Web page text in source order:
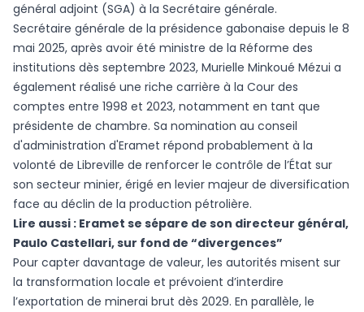
général adjoint (SGA) à la Secrétaire générale.
Secrétaire générale de la présidence gabonaise depuis le 8
mai 2025, après avoir été ministre de la Réforme des
institutions dès septembre 2023, Murielle Minkoué Mézui a
également réalisé une riche carrière à la Cour des
comptes entre 1998 et 2023, notamment en tant que
présidente de chambre. Sa nomination au conseil
d'administration d'Eramet répond probablement à la
volonté de Libreville de renforcer le contrôle de l’État sur
son secteur minier, érigé en levier majeur de diversification
face au déclin de la production pétrolière.
Lire aussi : Eramet se sépare de son directeur général,
Paulo Castellari, sur fond de “divergences”
Pour capter davantage de valeur, les autorités misent sur
la transformation locale et prévoient d’interdire
l’exportation de minerai brut dès 2029. En parallèle, le